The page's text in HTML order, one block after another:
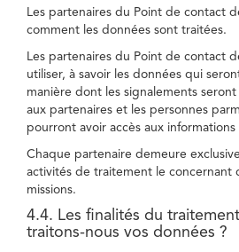
Les partenaires du Point de contact
comment les données sont traitées.
Les partenaires du Point de contact
utiliser, à savoir les données qui
manière dont les signalements
aux partenaires et les personnes
pourront avoir accès aux informations
Chaque partenaire demeure
activités de traitement le concernant
missions.
4.4. Les finalités du
traitons-nous vos données ?